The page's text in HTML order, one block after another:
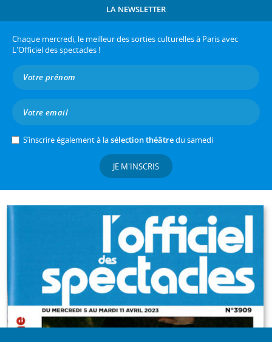
LA NEWSLETTER
Chaque mercredi, le meilleur des sorties culturelles à Paris avec
L'Officiel des spectacles !
S’inscrire également à lasélection théâtredu samedi
JE M'INSCRIS